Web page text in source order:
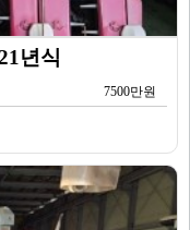
년식
7500만원